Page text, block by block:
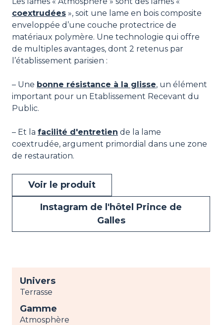
coextrudées », soit une lame en bois composite
enveloppée d’une couche protectrice de
matériaux polymère. Une technologie qui offre
de multiples avantages, dont 2 retenus par
l’établissement parisien :
– Une bonne résistance à la glisse, un élément
important pour un Etablissement Recevant du
Public.
– Et la facilité d'entretien de la lame
coextrudée, argument primordial dans une zone
de restauration.
Voir le produit
Instagram de l'hôtel Prince de
Galles
Univers
Terrasse
Gamme
Atmosphère